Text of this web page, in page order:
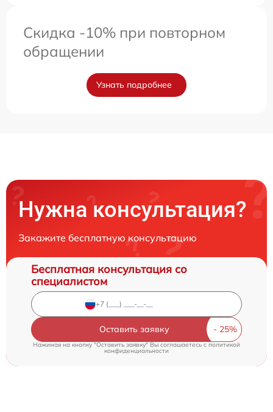
Скидка -10% при повторном
обращении
Узнать подробнее
Нужна консультация?
Закажите бесплатную консультацию
Бесплатная консультация со
специалистом
Оставить заявку
Нажимая на кнопку "Оставить заявку" Вы соглашаетесь cполитикой
конфиденциальности